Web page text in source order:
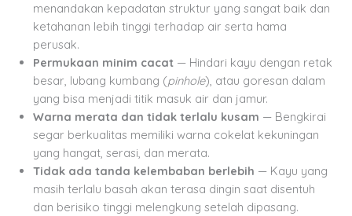
menandakan kepadatan struktur yang sangat baik dan
ketahanan lebih tinggi terhadap air serta hama
perusak.
Permukaan minim cacat — Hindari kayu dengan retak
besar, lubang kumbang (pinhole), atau goresan dalam
yang bisa menjadi titik masuk air dan jamur.
Warna merata dan tidak terlalu kusam — Bengkirai
segar berkualitas memiliki warna cokelat kekuningan
yang hangat, serasi, dan merata.
Tidak ada tanda kelembaban berlebih — Kayu yang
masih terlalu basah akan terasa dingin saat disentuh
dan berisiko tinggi melengkung setelah dipasang.